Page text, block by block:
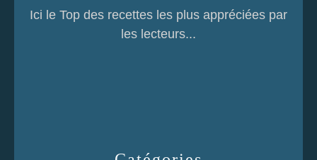
Ici le Top des recettes les plus appréciées par
les lecteurs...